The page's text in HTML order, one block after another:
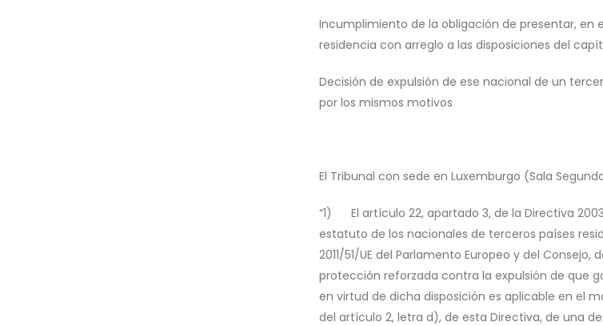
Incumplimiento de la obligación de presentar, en
residencia con arreglo a las disposiciones del
Decisión de expulsión de ese nacional de un
por los mismos motivos
El Tribunal con sede en Luxemburgo (Sala
“1) El artículo 22, apartado 3, de la Directiva
estatuto de los nacionales de terceros países
2011/51/UE del Parlamento Europeo y del
protección reforzada contra la expulsión de que
en virtud de dicha disposición es aplicable en el
del artículo 2, letra d), de esta Directiva, de una